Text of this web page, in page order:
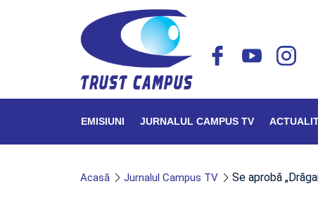
EMISIUNI JURNALUL CAMPUS TV
Acasă Jurnalul Campus TV Se aprobă